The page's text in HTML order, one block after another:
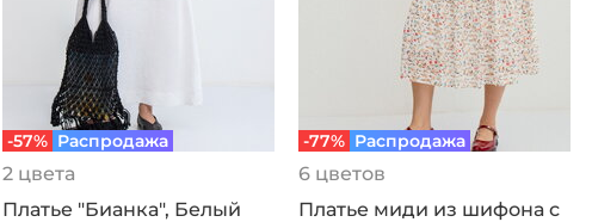
-57% Распродажа
2 цвета
Платье "Бианка", Белый
-77% Распродажа
6 цветов
Платье миди из шифона с